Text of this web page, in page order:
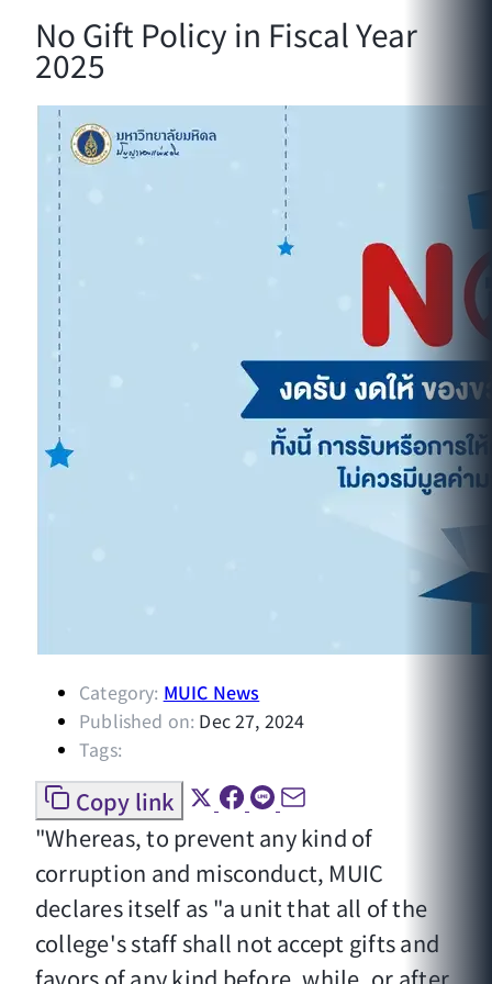
No Gift Policy in Fiscal Year
2025
Category: MUIC News
Published on: Dec 27, 2024
Tags:
Copy link
"Whereas, to prevent any kind of
corruption and misconduct, MUIC
declares itself as "a unit that all of the
college's staff shall not accept gifts and